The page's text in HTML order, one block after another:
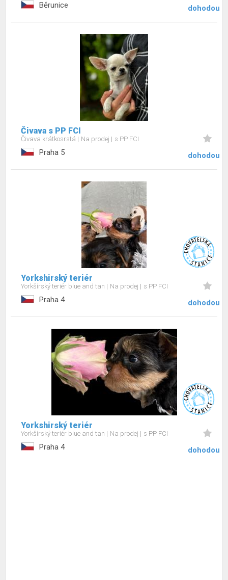
Běrunice dohodou
Čivava s PP FCI
Čivava krátkosrstá Na prodej s PP FCI
Praha 5 dohodou
Yorkshirský teriér
Yorkšírský teriér blue and tan Na prodej s PP FCI
Praha 4 dohodou
Yorkshirský teriér
Yorkšírský teriér blue and tan Na prodej s PP FCI
Praha 4 dohodou